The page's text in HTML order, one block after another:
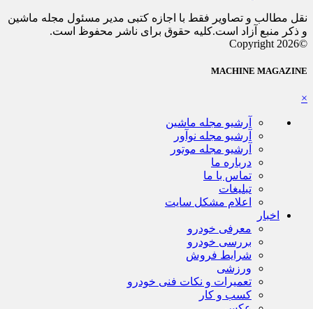
نقل مطالب و تصاویر فقط با اجازه کتبی مدیر مسئول مجله ماشین
و ذکر منبع آزاد است.کلیه حقوق برای ناشر محفوظ است.
©Copyright 2026
MACHINE MAGAZINE
×
آرشیو مجله ماشین
آرشیو مجله نوآور
آرشیو مجله موتور
درباره ما
تماس با ما
تبلیغات
اعلام مشکل سایت
اخبار
معرفی خودرو
بررسی خودرو
شرایط فروش
ورزشی
تعمیرات و نکات فنی خودرو
کسب و کار